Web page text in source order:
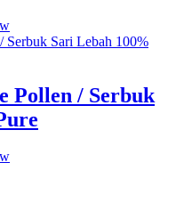
Pollen / Serbuk